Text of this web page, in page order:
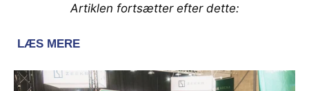
Artiklen fortsætter efter dette: